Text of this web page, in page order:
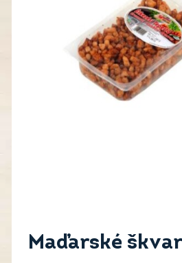
Maďarské